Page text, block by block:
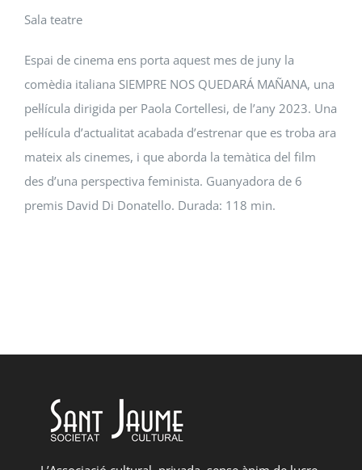
Sala teatre
Espai de cinema ens porta aquest mes de juny la
comèdia italiana SIEMPRE NOS QUEDARÁ MAÑANA, una
pel·lícula dirigida per Paola Cortellesi, de l’any 2023. Una
pel·lícula d’actualitat acabada d’estrenar que es troba ara
mateix als cinemes, i que aborda la temàtica del film
des d’una perspectiva feminista. Guanyadora de 6
premis David Di Donatello. Durada: 118 min.